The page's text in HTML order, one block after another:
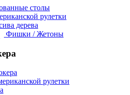
столы
рулетки
дерева
Фишки / Жетоны
рулетки